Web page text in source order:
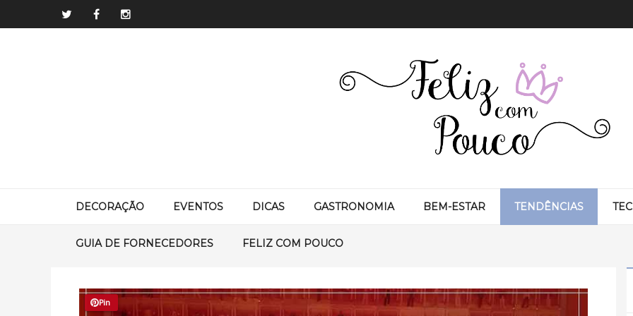
DECORAÇÃO EVENTOS DICAS GASTRONOMIA BEM-ESTAR TENDÊNCIAS
GUIA DE FORNECEDORES FELIZ COM POUCO
Pin